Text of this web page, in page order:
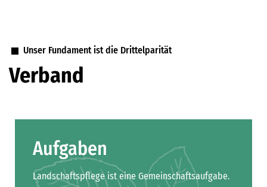
Unser Fundament ist die Drittelparität
Verband
Aufgaben
Landschaftspflege ist eine Gemeinschaftsaufgabe.